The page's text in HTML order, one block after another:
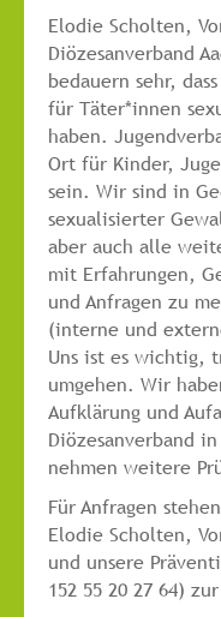
Elodie Scholten,
Diözesanverband
bedauern sehr,
für Täter*innen
haben.
Ort für Kinder,
sein. Wir sind in
sexualisierter
aber auch alle
mit Erfahrungen,
und Anfragen zu
(interne und
Uns ist es wichtig,
umgehen. Wir
Aufklärung und
Diözesanverband
nehmen weitere
Für Anfragen
Elodie Scholten,
und unsere
152 55 20 27 64)